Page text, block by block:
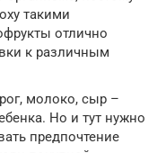
такими
отлично
к различным
молоко, сыр –
Но и тут нужно
предпочтение